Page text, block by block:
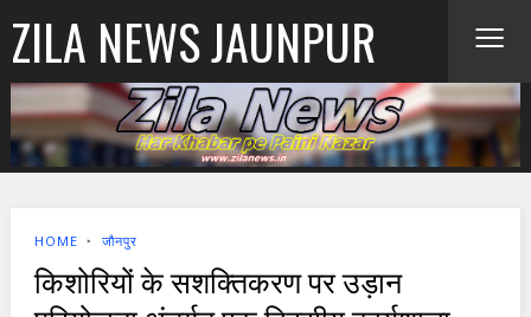
ZILA NEWS JAUNPUR ≡
HOME ‣ जौनपुर
किशोरियों के सशक्तिकरण पर उड़ान